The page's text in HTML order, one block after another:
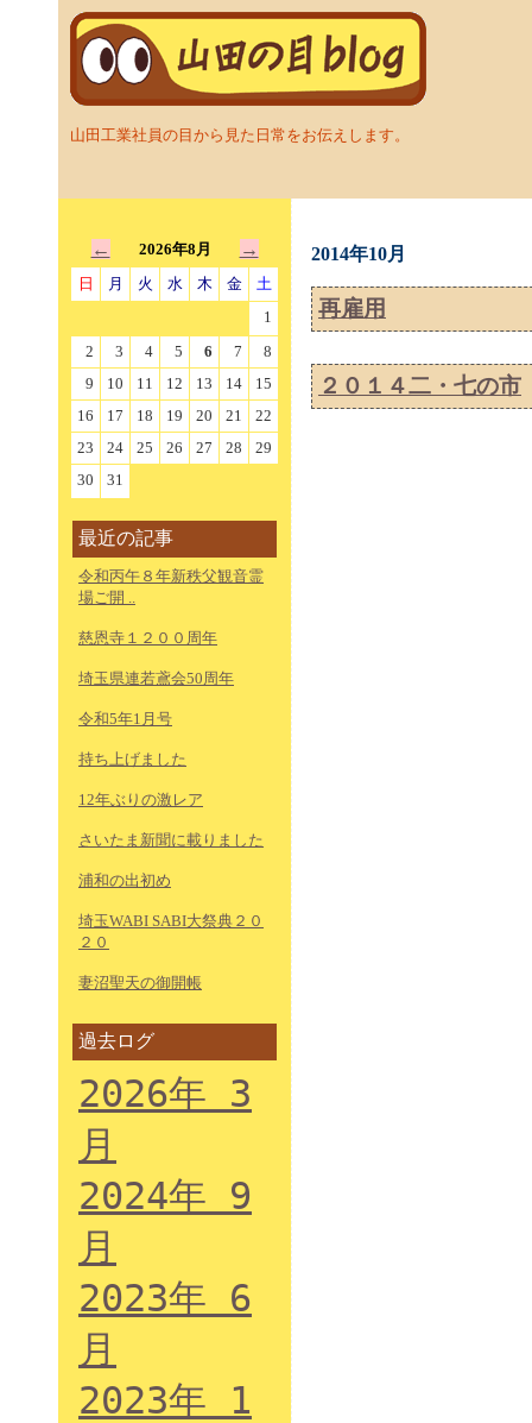
山田工業社員の目から見た日常をお伝えします。
← 2026年8月 →
日 月 火 水 木 金
土
1
2
3 4 5 6 7
8
9
10 11 12 13 14
15
16
17 18 19 20 21
22
23
24 25 26 27 28
29
30
31
最近の記事
令和丙午８年新秩父観音霊
場ご開 ..
慈恩寺１２００周年
埼玉県連若鳶会50周年
令和5年1月号
持ち上げました
12年ぶりの激レア
さいたま新聞に載りました
浦和の出初め
埼玉WABI SABI大祭典２０
２０
妻沼聖天の御開帳
過去ログ
2026年 3
月
2024年 9
月
2023年 6
月
2023年 1
2014年10月
再雇用
２０１４二・七の市